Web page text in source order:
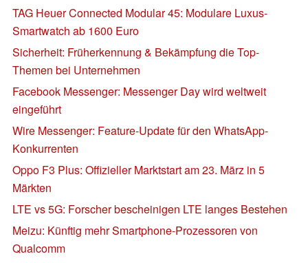
TAG Heuer Connected Modular 45: Modulare Luxus-
Smartwatch ab 1600 Euro
Sicherheit: Früherkennung & Bekämpfung die Top-
Themen bei Unternehmen
Facebook Messenger: Messenger Day wird weltweit
eingeführt
Wire Messenger: Feature-Update für den WhatsApp-
Konkurrenten
Oppo F3 Plus: Offizieller Marktstart am 23. März in 5
Märkten
LTE vs 5G: Forscher bescheinigen LTE langes Bestehen
Meizu: Künftig mehr Smartphone-Prozessoren von
Qualcomm